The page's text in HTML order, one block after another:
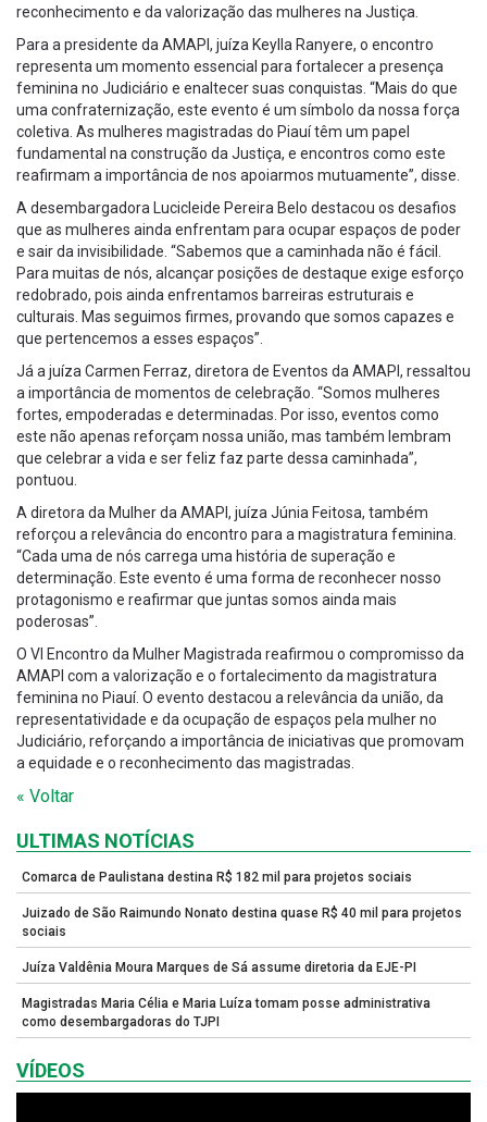
reconhecimento e da valorização das mulheres na Justiça.
Para a presidente da AMAPI, juíza Keylla Ranyere, o encontro
representa um momento essencial para fortalecer a presença
feminina no Judiciário e enaltecer suas conquistas. “Mais do que
uma confraternização, este evento é um símbolo da nossa força
coletiva. As mulheres magistradas do Piauí têm um papel
fundamental na construção da Justiça, e encontros como este
reafirmam a importância de nos apoiarmos mutuamente”, disse.
A desembargadora Lucicleide Pereira Belo destacou os desafios
que as mulheres ainda enfrentam para ocupar espaços de poder
e sair da invisibilidade. “Sabemos que a caminhada não é fácil.
Para muitas de nós, alcançar posições de destaque exige esforço
redobrado, pois ainda enfrentamos barreiras estruturais e
culturais. Mas seguimos firmes, provando que somos capazes e
que pertencemos a esses espaços”.
Já a juíza Carmen Ferraz, diretora de Eventos da AMAPI, ressaltou
a importância de momentos de celebração. “Somos mulheres
fortes, empoderadas e determinadas. Por isso, eventos como
este não apenas reforçam nossa união, mas também lembram
que celebrar a vida e ser feliz faz parte dessa caminhada”,
pontuou.
A diretora da Mulher da AMAPI, juíza Júnia Feitosa, também
reforçou a relevância do encontro para a magistratura feminina.
“Cada uma de nós carrega uma história de superação e
determinação. Este evento é uma forma de reconhecer nosso
protagonismo e reafirmar que juntas somos ainda mais
poderosas”.
O VI Encontro da Mulher Magistrada reafirmou o compromisso da
AMAPI com a valorização e o fortalecimento da magistratura
feminina no Piauí. O evento destacou a relevância da união, da
representatividade e da ocupação de espaços pela mulher no
Judiciário, reforçando a importância de iniciativas que promovam
a equidade e o reconhecimento das magistradas.
« Voltar
ULTIMAS NOTÍCIAS
Comarca de Paulistana destina R$ 182 mil para projetos sociais
Juizado de São Raimundo Nonato destina quase R$ 40 mil para projetos
sociais
Juíza Valdênia Moura Marques de Sá assume diretoria da EJE-PI
Magistradas Maria Célia e Maria Luíza tomam posse administrativa
como desembargadoras do TJPI
VÍDEOS